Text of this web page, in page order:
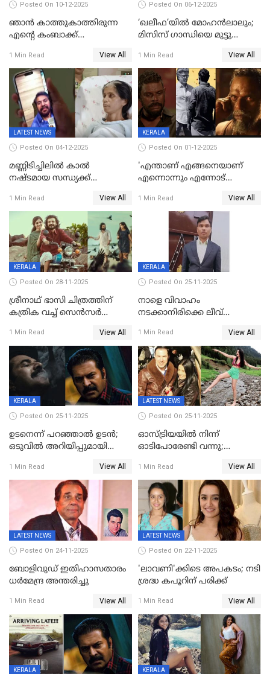
Posted On 10-12-2025
ഞാന്‍ കാത്തുകാത്തിരുന്ന
എന്റെ കംബാക്ക്
പുറത്ത്
1 Min Read View All
Posted On 06-12-2025
‘ഖലീഫ’യിൽ മോഹൻലാലും;
മിസിസ് ഗാന്ധിയെ മുട്ടു
അഹമ്മദ് അലിയായെത്തും
1 Min Read View All
LATEST NEWS
Posted On 04-12-2025
മണ്ണിടിച്ചിലിൽ കാല്‍
നഷ്ടമായ സന്ധ്യക്ക്
വീഡിയോകോൾ;
കൃത്രിമക്കാല്‍ നല്‍കാമെന്ന്
താരം, വീട്
നിര്‍മിക്കുന്നതിനുള്ള
ഇടപെടലും നടത്തും
1 Min Read View All
KERALA
Posted On 01-12-2025
'എന്താണ് എങ്ങനെയാണ്
എന്നൊന്നും എന്നോട്
താനുമുണ്ടെന്ന് വിനായകൻ
1 Min Read View All
KERALA
Posted On 28-11-2025
ശ്രീനാഥ് ഭാസി ചിത്രത്തിന്
കത്രിക വച്ച് സെൻസർ
മാറ്റണം';പൊങ്കാല റിലീസ് മാറ്റി
1 Min Read View All
KERALA
Posted On 25-11-2025
നാളെ വിവാഹം
നടക്കാനിരിക്കെ ലീവ്
സൂപ്പർവൈസർ
ജീവനൊടുക്കി
1 Min Read View All
KERALA
Posted On 25-11-2025
ഉടനെന്ന് പറഞ്ഞാൽ ഉടൻ;
ഒടുവിൽ അറിയിപ്പുമായി
റിലീസ് തീയതി പുറത്ത്
1 Min Read View All
LATEST NEWS
Posted On 25-11-2025
ഓസ്ട്രിയയിൽ നിന്ന്
ഓടിപോരേണ്ടി വന്നു;
ശാരീരികമായും ഉപദ്രവിച്ചു;
ഭർത്താവിനെതിരെ 50 കോടി
രൂപ നഷ്ടപരിഹാരം
ആവശ്യപ്പെട്ട് മുൻ മിസ് ഇന്ത്യ
1 Min Read View All
LATEST NEWS
Posted On 24-11-2025
ബോളിവുഡ് ഇതിഹാസതാരം
ധർമേന്ദ്ര അന്തരിച്ചു
1 Min Read View All
LATEST NEWS
Posted On 22-11-2025
'ലാവണി'ക്കിടെ അപകടം; നടി
ശ്രദ്ധ കപൂറിന് പരിക്ക്
1 Min Read View All
KERALA KERALA